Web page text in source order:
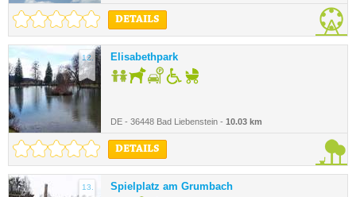
DETAILS
12. Elisabethpark
DE - 36448 Bad Liebenstein - 10.03 km
DETAILS
13. Spielplatz am Grumbach